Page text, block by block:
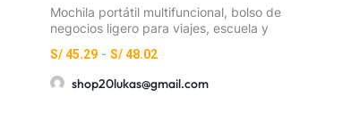
Mochila portátil multifuncional, bolso de
negocios ligero para viajes, escuela y
S/45.29 - S/48.02
shop20lukas@gmail.com